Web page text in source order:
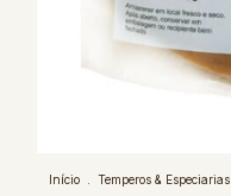
Início Temperos & Especiarias